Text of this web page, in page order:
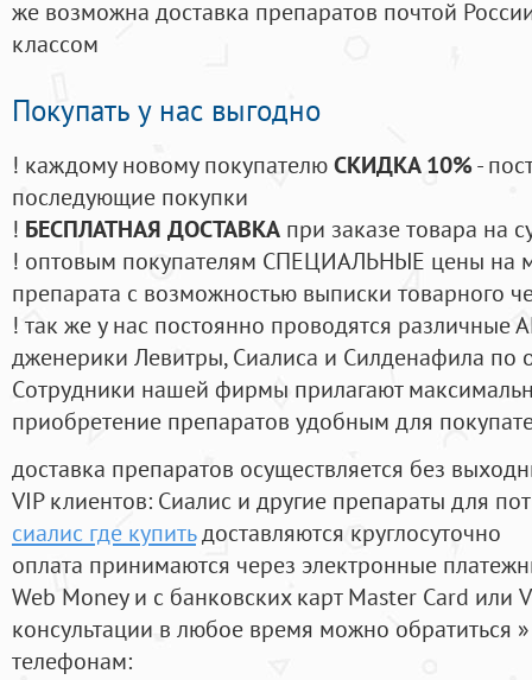
же возможна доставка препаратов почтой
классом
Покупать у нас выгодно
! каждому новому покупателюСКИДКА 10%-
последующие покупки
! БЕСПЛАТНАЯ ДОСТАВКА при заказе товара на
! оптовым покупателям СПЕЦИАЛЬНЫЕ цены на
препарата с возможностью выписки товарного
! так же у нас постоянно проводятся
дженерики Левитры, Сиалиса и Силденафила по
Cотрудники нашей фирмы прилагают
приобретение препаратов удобным для
доставка препаратов осуществляется без
VIP клиентов: Сиалис и другие препараты для
сиалис где купитьдоставляются круглосуточно
оплата принимаются через электронные
Web Money и с банковских карт Master Card или
консультации в любое время можно обратиться
телефонам: